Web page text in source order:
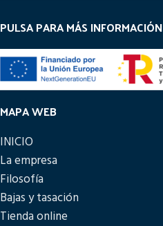
PULSA PARA MÁS INFORMACIÓN
MAPA WEB
INICIO
La empresa
Filosofía
Bajas y tasación
Tienda online